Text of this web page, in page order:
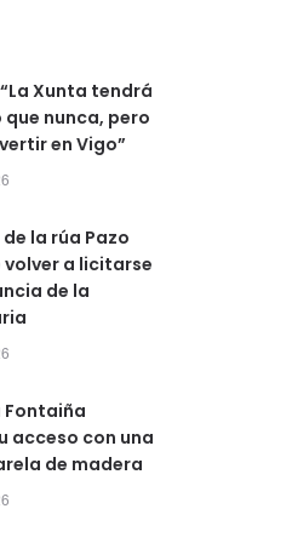
Xunta tendrá
que nunca, pero
en Vigo”
la rúa Pazo
a licitarse
de la
Fontaiña
acceso con una
de madera